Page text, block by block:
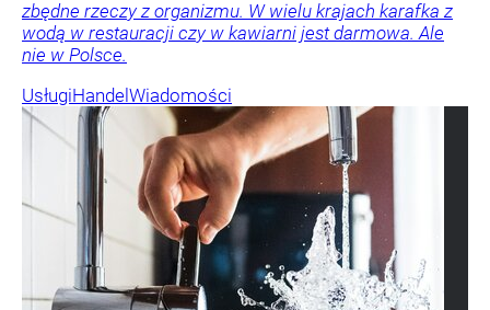
zbędne rzeczy z organizmu. W wielu krajach karafka z
wodą w restauracji czy w kawiarni jest darmowa. Ale
nie w Polsce.
UsługiHandel Wiadomości